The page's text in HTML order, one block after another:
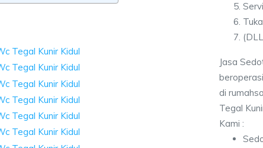
Jasa
di
Tegal
Kami :